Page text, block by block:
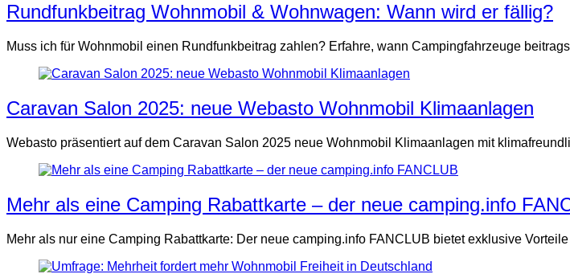
Rundfunkbeitrag Wohnmobil & Wohnwagen: Wann wird er fällig?
Muss ich für Wohnmobil einen Rundfunkbeitrag zahlen? Erfahre, wann Campingfahrzeuge
Caravan Salon 2025: neue Webasto Wohnmobil Klimaanlagen
Webasto präsentiert auf dem Caravan Salon 2025 neue Wohnmobil Klimaanlagen mit
Mehr als eine Camping Rabattkarte – der neue camping.info
Mehr als nur eine Camping Rabattkarte: Der neue camping.info FANCLUB bietet exklusive